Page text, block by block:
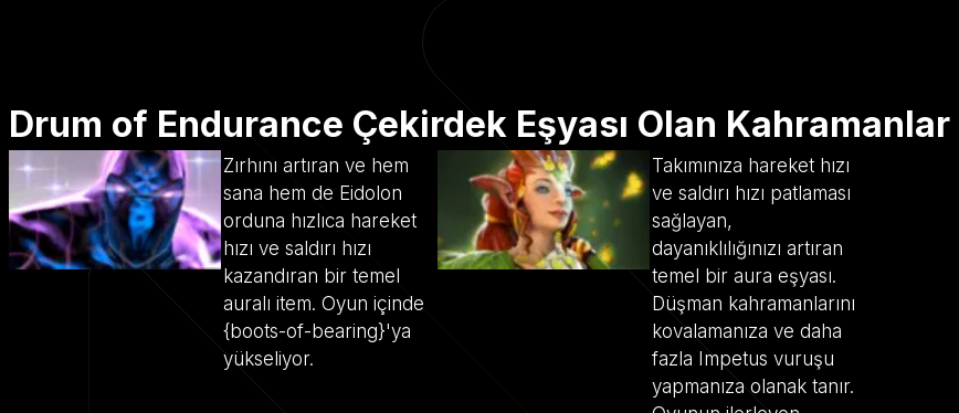
Drum of Endurance Çekirdek Eşyası Olan Kahramanlar
Zırhını artıran ve hem
sana hem de Eidolon
orduna hızlıca hareket
hızı ve saldırı hızı
kazandıran bir temel
auralı item. Oyun içinde
{boots-of-bearing}'ya
yükseliyor.
Takımınıza hareket hızı
ve saldırı hızı patlaması
sağlayan,
dayanıklılığınızı artıran
temel bir aura eşyası.
Düşman kahramanlarını
kovalamanıza ve daha
fazla Impetus vuruşu
yapmanıza olanak tanır.